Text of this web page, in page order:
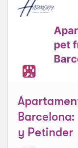
y Petinder